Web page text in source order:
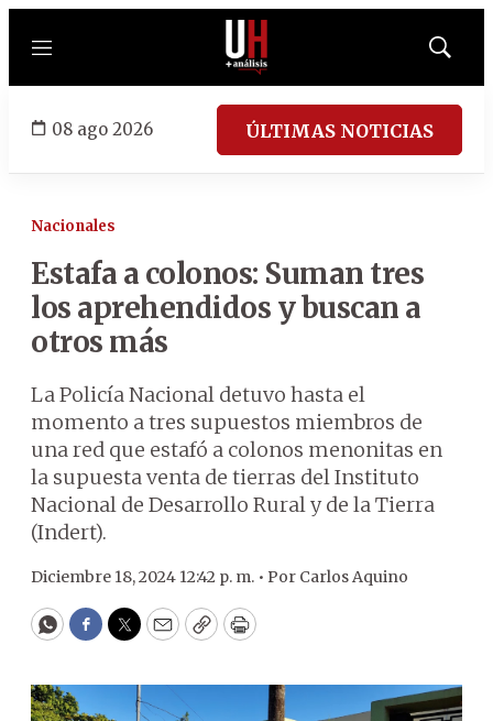
Menú
Mostrar
08 ago 2026 ÚLTIMAS NOTICIAS
Nacionales
Estafa a colonos: Suman tres
los aprehendidos y buscan a
otros más
La Policía Nacional detuvo hasta el
momento a tres supuestos miembros de
una red que estafó a colonos menonitas en
la supuesta venta de tierras del Instituto
Nacional de Desarrollo Rural y de la Tierra
(Indert).
Diciembre 18, 2024 12:42 p. m. • Por Carlos Aquino
WhatsApp
Facebook
Twitter
EmailCopyPrint